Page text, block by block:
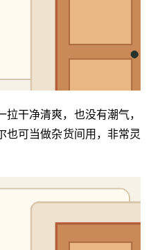
干净清爽，也没有潮气，
也可当做杂货间用，非常灵